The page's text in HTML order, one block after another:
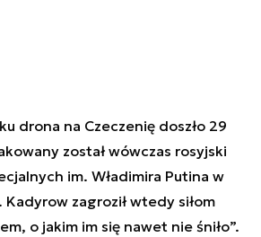
drona na Czeczenię doszło 29
został wówczas rosyjski
im. Władimira Putina w
zagroził wtedy siłom
o jakim im się nawet nie śniło”.